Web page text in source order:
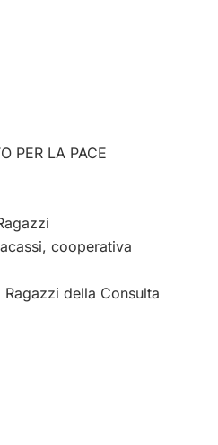
PER LA PACE
cooperativa
della Consulta